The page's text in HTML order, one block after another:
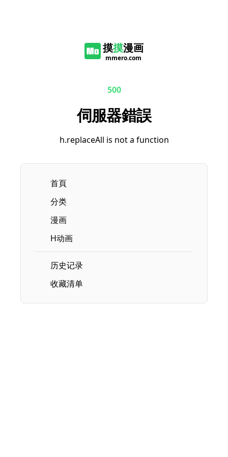
摸摸漫画
mmero.com
500
伺服器錯誤
h.replaceAll is not a function
首頁
分类
漫画
H动画
历史记录
收藏清单